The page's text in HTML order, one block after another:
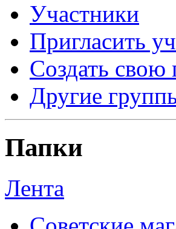
Участники
Пригласить
Создать свою
Другие
Папки
Лента